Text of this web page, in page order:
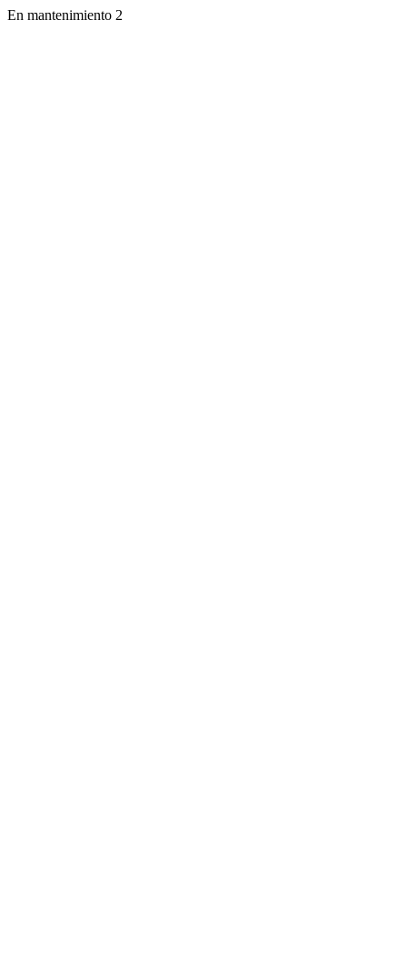
En mantenimiento 2